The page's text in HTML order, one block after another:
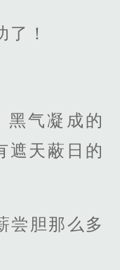
！
黑气凝成的
遮天蔽日的
尝胆那么多